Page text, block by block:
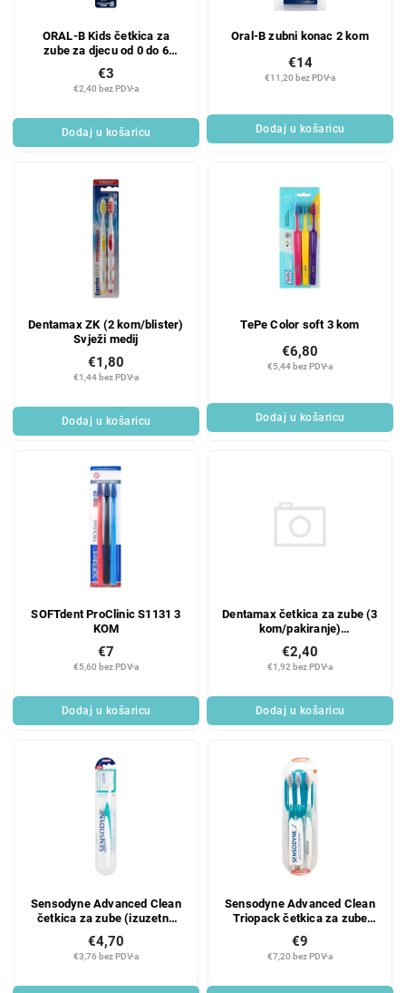
ORAL-B Kids četkica za
zube za djecu od 0 do 6
€2,40 bez PDV-a
€3
Dodaj u košaricu
Oral-B zubni konac 2 kom
€11,20 bez PDV-a
€14
Dodaj u košaricu
Dentamax ZK (2 kom/blister)
Svježi medij
€1,44 bez PDV-a
€1,80
Dodaj u košaricu
TePe Color soft 3 kom
€5,44 bez PDV-a
€6,80
Dodaj u košaricu
SOFTdent ProClinic S1131 3
KOM
€5,60 bez PDV-a
€7
Dodaj u košaricu
Dentamax četkica za zube (3
kom/pakiranje)
€1,92 bez PDV-a
€2,40
Dodaj u košaricu
Sensodyne Advanced Clean
četkica za zube (izuzetno
mekana)
€3,76 bez PDV-a
€4,70
Sensodyne Advanced Clean
Triopack četkica za zube
ekstra mekana 3 kom
€7,20 bez PDV-a
€9